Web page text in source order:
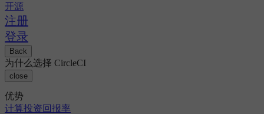
开源
注册
登录
Back
为什么选择 CircleCI
close
优势
计算投资回报率